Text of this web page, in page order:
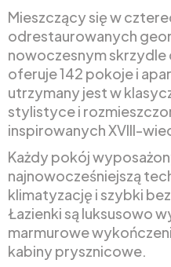
Mieszczący się w
odrestaurowanych
nowoczesnym
oferuje 142 pokoje i
utrzymany jest w
stylistyce i
inspirowanych XVIII-
Każdy pokój
najnowocześniejszą
klimatyzację i szybki
Łazienki są luksusowo
marmurowe
kabiny prysznicowe.